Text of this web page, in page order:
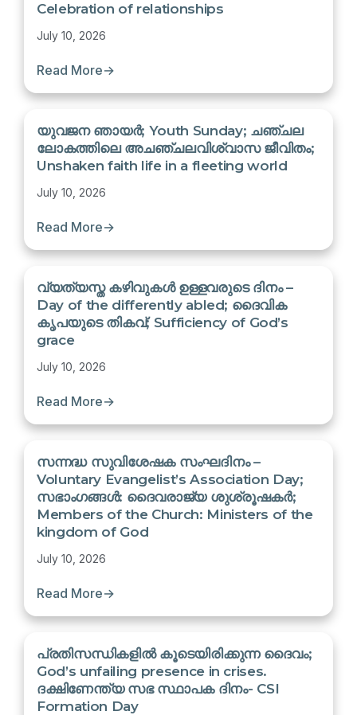
Celebration of relationships
July 10, 2026
Read More→
യുവജന ഞായർ; Youth Sunday; ചഞ്ചല
ലോകത്തിലെ അചഞ്ചലവിശ്വാസ ജീവിതം;
Unshaken faith life in a fleeting world
July 10, 2026
Read More→
വ്യത്യസ്ത കഴിവുകൾ ഉള്ളവരുടെ ദിനം –
Day of the differently abled; ദൈവിക
കൃപയുടെ തികവ്; Sufficiency of God’s
grace
July 10, 2026
Read More→
സന്നദ്ധ സുവിശേഷക സംഘദിനം –
Voluntary Evangelist’s Association Day;
സഭാംഗങ്ങൾ: ദൈവരാജ്യ ശുശ്രൂഷകർ;
Members of the Church: Ministers of the
kingdom of God
July 10, 2026
Read More→
പ്രതിസന്ധികളിൽ കൂടെയിരിക്കുന്ന ദൈവം;
God’s unfailing presence in crises.
ദക്ഷിണേന്ത്യ സഭ സ്ഥാപക ദിനം- CSI
Formation Day